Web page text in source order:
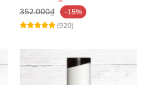
352.000₫
-15%
(920)